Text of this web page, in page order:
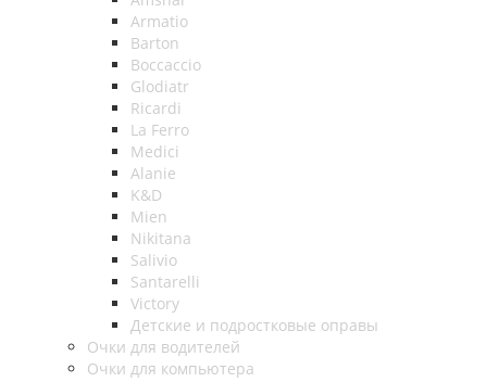
Armatio
Barton
Boccaccio
Glodiatr
Ricardi
La Ferro
Medici
Alanie
K&D
Mien
Nikitana
Salivio
Santarelli
Victory
Детские и подростковые оправы
Очки для водителей
Очки для компьютера